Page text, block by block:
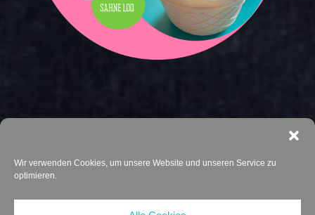
Wir verwenden Cookies, um unsere Website und unseren Service zu
optimieren.